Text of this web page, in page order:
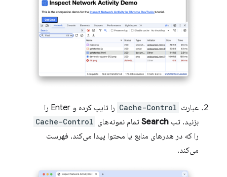
عبارت Cache-Control
را تایپ کرده و Enter را
بزنید. تب Search تمام نمونه‌های Cache-Control
را که در هدرهای منابع یا محتوا پیدا می‌کند، فهرست
می‌کند.